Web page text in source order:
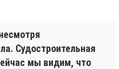
Судостроительная
мы видим, что